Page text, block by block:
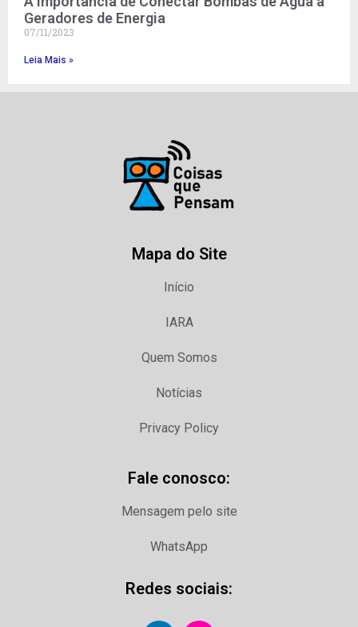
Geradores de Energia
07/11/2023
Leia Mais »
Mapa do Site
Início
IARA
Quem Somos
Notícias
Privacy Policy
Fale conosco:
Mensagem pelo site
WhatsApp
Redes sociais: